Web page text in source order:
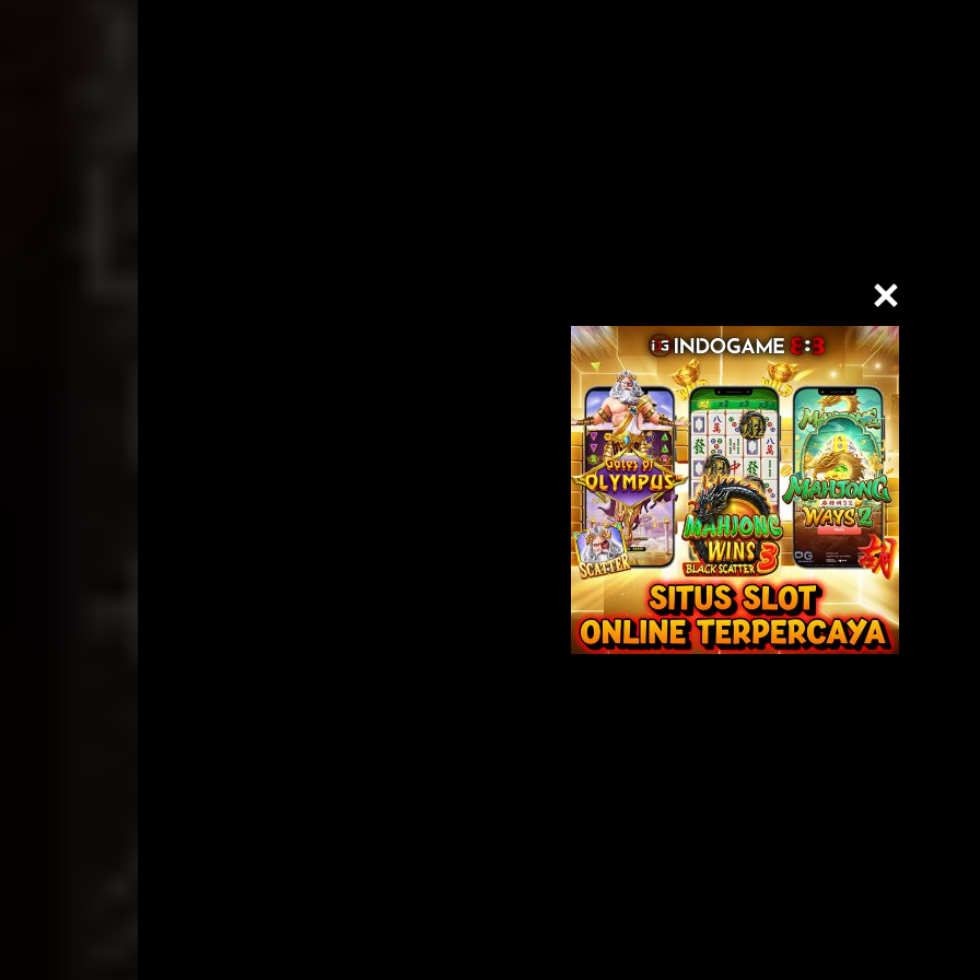
Sudah tiga kali ini suaminya melakukan ta’aruf dengan Lisna. Dan untuk kali ketiga ini, Zia menemukan adanya perbedaan,
dari sikap, tindak tanduk, dan juga kebiasaan suaminya. Di matanya, Rifa’i terlihat semakin tampan dan bersih, serta mulai
Puncaknya adalah malam minggu ini, malam keempat dia mengajak Lisna makan malam, dan rencananya Lisna akan
Zia tercekat ketika Rifa’i berpamitan dengannya. Ketika melangkah menuju pintu, dia menubruk Rifa’i dari belakang,
Rifa’i menoleh ke arah Zia, memandang wajah istrinya yang terisak, kemudian memegang dagu Zia, mencium keningnya.
Zia menggeleng, namun sejurus kemudian dia berkata. “Rif, andaikata kamu mencintainya, dan berniat melangsungkan
pernikahan, maukah kamu menceraikan aku, karena aku tidak tahan dengan semua ini. Aku mulai tidak ikhlas, Rif.”